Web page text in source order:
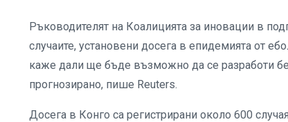
Ръководителят на Коалицията за иновации в
случаите, установени досега в епидемията от
каже дали ще бъде възможно да се разработи
прогнозирано, пише Reuters.
Досега в Конго са регистрирани около 600